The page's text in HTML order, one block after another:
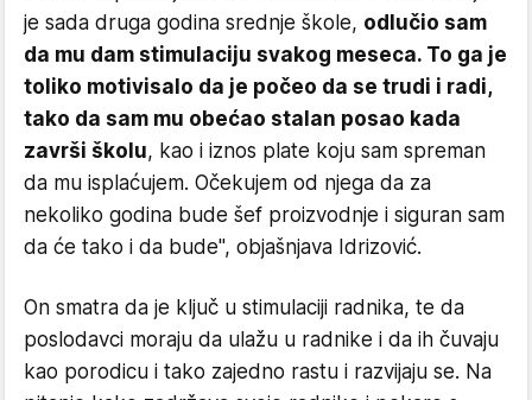
je sada druga godina srednje škole, odlučio sam
da mu dam stimulaciju svakog meseca. To ga je
toliko motivisalo da je počeo da se trudi i radi,
tako da sam mu obećao stalan posao kada
završi školu, kao i iznos plate koju sam spreman
da mu isplaćujem. Očekujem od njega da za
nekoliko godina bude šef proizvodnje i siguran sam
da će tako i da bude", objašnjava Idrizović.
On smatra da je ključ u stimulaciji radnika, te da
poslodavci moraju da ulažu u radnike i da ih čuvaju
kao porodicu i tako zajedno rastu i razvijaju se. Na